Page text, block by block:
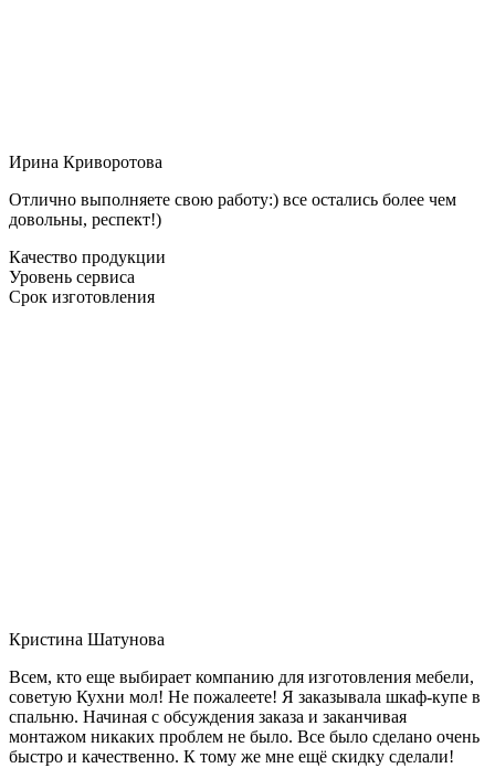
Ирина Криворотова
Отлично выполняете свою работу:) все остались более чем
довольны, респект!)
Качество продукции
Уровень сервиса
Срок изготовления
Кристина Шатунова
Всем, кто еще выбирает компанию для изготовления мебели,
советую Кухни мол! Не пожалеете! Я заказывала шкаф-купе в
спальню. Начиная с обсуждения заказа и заканчивая
монтажом никаких проблем не было. Все было сделано очень
быстро и качественно. К тому же мне ещё скидку сделали!